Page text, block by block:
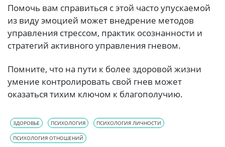
Помочь вам справиться с этой часто упускаемой
из виду эмоцией может внедрение методов
управления стрессом, практик осознанности и
стратегий активного управления гневом.
Помните, что на пути к более здоровой жизни
умение контролировать свой гнев может
оказаться тихим ключом к благополучию.
ЗДОРОВЬЕ ПСИХОЛОГИЯ ПСИХОЛОГИЯ ЛИЧНОСТИ
ПСИХОЛОГИЯ ОТНОШЕНИЙ